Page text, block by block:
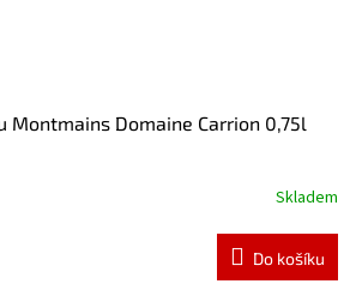
Montmains Domaine Carrion 0,75l
Skladem
Do košíku